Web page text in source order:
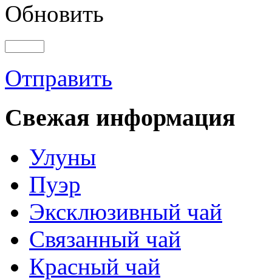
Обновить
Отправить
Свежая информация
Улуны
Пуэр
Эксклюзивный чай
Связанный чай
Красный чай